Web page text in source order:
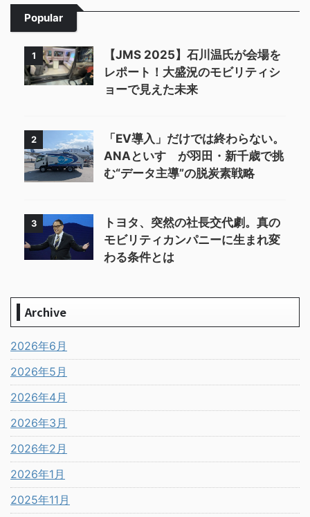
Popular
1
【JMS 2025】石川温氏が会場を
レポート！大盛況のモビリティシ
ョーで見えた未来
2
「EV導入」だけでは終わらない。
ANAといすゞが羽田・新千歳で挑
む“データ主導”の脱炭素戦略
3
トヨタ、突然の社長交代劇。真の
モビリティカンパニーに生まれ変
わる条件とは
Archive
2026年6月
2026年5月
2026年4月
2026年3月
2026年2月
2026年1月
2025年11月